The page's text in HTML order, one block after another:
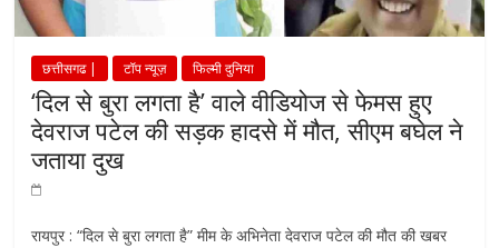
छत्तीसगढ | टॉप न्यूज़ फिल्मी दुनिया
‘दिल से बुरा लगता है’ वाले वीडियोज से फेमस हुए
देवराज पटेल की सड़क हादसे में मौत, सीएम बघेल ने
जताया दुख
रायपुर : “दिल से बुरा लगता है” मीम के अभिनेता देवराज पटेल की मौत की खबर